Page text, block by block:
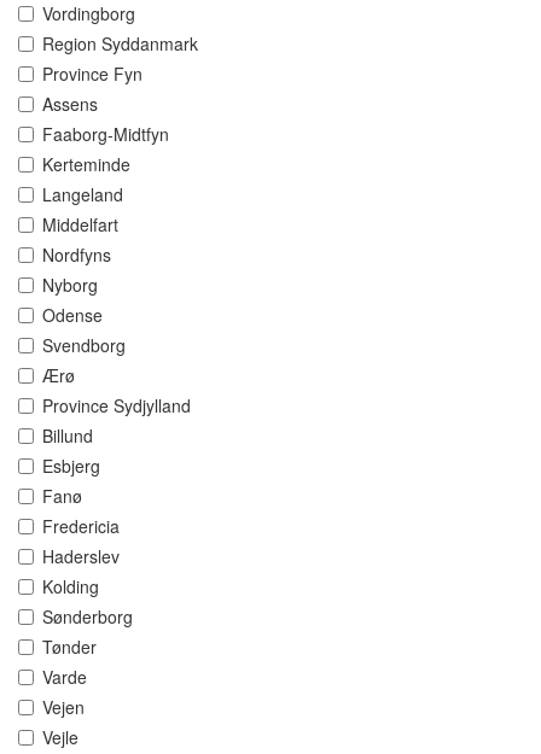
Vordingborg
Region Syddanmark
Province Fyn
Assens
Faaborg-Midtfyn
Kerteminde
Langeland
Middelfart
Nordfyns
Nyborg
Odense
Svendborg
Ærø
Province Sydjylland
Billund
Esbjerg
Fanø
Fredericia
Haderslev
Kolding
Sønderborg
Tønder
Varde
Vejen
Vejle